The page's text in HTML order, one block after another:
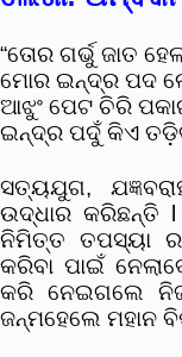
“ତୋର ଗର୍ଭୁ ଜାତ
ମୋର ଇନ୍ଦ୍ର ପଦ
ଆଝୁଂ ପେଟ ଚିରି
ଇନ୍ଦ୍ର ପଦୁଁ କିଏ
ସତ୍ୟଯୁଗ,
ଉଦ୍ଧାର କରିଛନ୍ତି
ନିମିତ୍ତ ତପସ୍ୟା
କରିବା ପାଇଁ
କରି ନେଇଗଲେ
ଜନ୍ମହେଲେ ମହାନ